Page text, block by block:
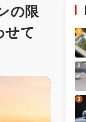
の限
せて